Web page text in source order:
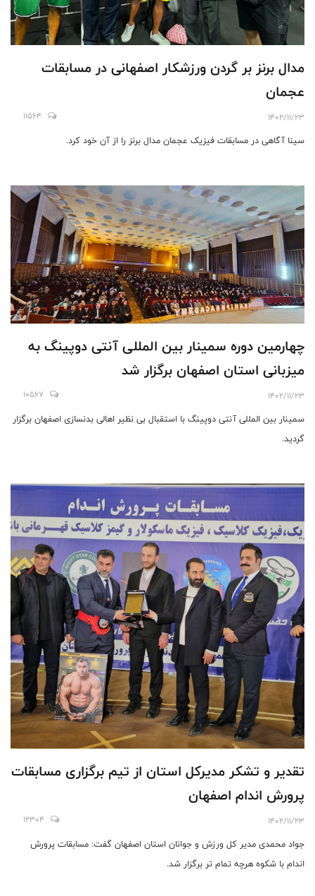
مدال برنز بر گردن ورزشکار اصفهانی در مسابقات
عجمان
1402/11/23
11564
سینا آگاهی در مسابقات فیزیک عجمان مدال برنز را از آن خود کرد.
چهارمین دوره سمینار بین المللی آنتی دوپینگ به
میزبانی استان اصفهان برگزار شد
1402/11/23
10567
سمینار بین المللی آنتی دوپینگ با استقبال بی نظیر اهالی بدنسازی اصفهان برگزار
گردید.
تقدیر و تشکر مدیرکل استان از تیم برگزاری مسابقات
پرورش اندام اصفهان
1402/11/23
12304
جواد محمدی مدیر کل ورزش و جوانان استان اصفهان گفت: مسابقات پرورش
اندام با شکوه هرچه تمام تر برگزار شد.